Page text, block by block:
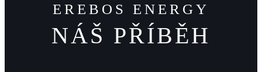
EREBOS ENERGY
NÁŠ PŘÍBĚH